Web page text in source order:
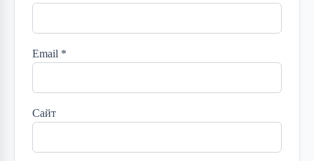
Email *
Сайт